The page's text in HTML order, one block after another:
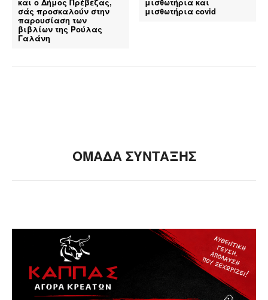
σάς προσκαλούν στην
παρουσίαση των
βιβλίων της Ρούλας
Γαλάνη
μισθωτήρια covid
ΟΜΑΔΑ ΣΥΝΤΑΞΗΣ